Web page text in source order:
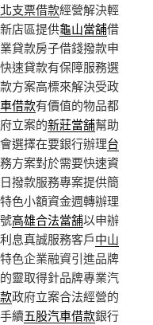
支票借款經營解決輕
店區提供龜山當舖借
貸款房子借錢撥款申
速貸款有保障服務選
方案高標來解決受政
借款有價值的物品都
立案的新莊當舖幫助
選擇在要銀行辦理台
方案對於需要快速資
撥款服務專案提供簡
特色小額資金週轉辦理
高雄合法當舖以申辦
息真誠服務客戶中山
色企業融資引進品牌
靈取得針品牌專業汽
政府立案合法經營的
續五股汽車借款銀行